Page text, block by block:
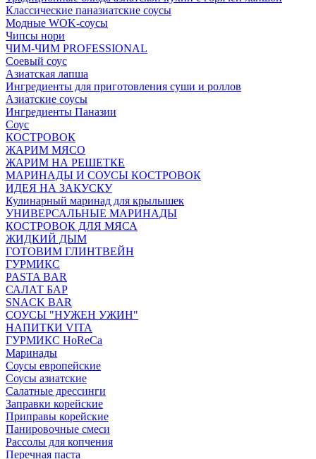
Классические паназиатские соусы
Модные WOK-соусы
Чипсы нори
ЧИМ-ЧИМ PROFESSIONAL
Соевый соус
Азиатская лапша
Ингредиенты для приготовления суши и роллов
Азиатские соусы
Ингредиенты Паназии
Соус
КОСТРОВОК
ЖАРИМ МЯСО
ЖАРИМ НА РЕШЕТКЕ
МАРИНАДЫ И СОУСЫ КОСТРОВОК
ИДЕЯ НА ЗАКУСКУ
Кулинарный маринад для крылышек
УНИВЕРСАЛЬНЫЕ МАРИНАДЫ
КОСТРОВОК ДЛЯ МЯСА
ЖИДКИЙ ДЫМ
ГОТОВИМ ГЛИНТВЕЙН
ГУРМИКС
PASTA BAR
САЛАТ БАР
SNACK BAR
СОУСЫ "НУЖЕН УЖИН"
НАПИТКИ VITA
ГУРМИКС HoReCa
Маринады
Соусы европейские
Соуcы азиатские
Салатные дрессинги
Заправки корейские
Приправы корейские
Панировочные смеси
Рассолы для копчения
Перечная паста